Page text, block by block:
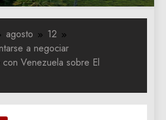
agosto
12
a negociar
con Venezuela sobre El